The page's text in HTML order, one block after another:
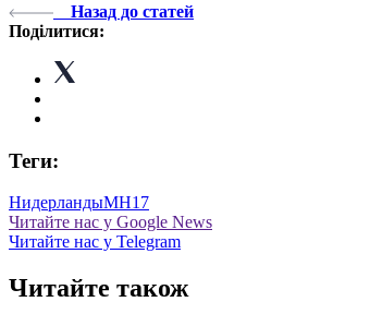
Назад до статей
Поділитися:
Теги:
НидерландыМН17
Читайте нас у Google News
Читайте нас у Telegram
Читайте також